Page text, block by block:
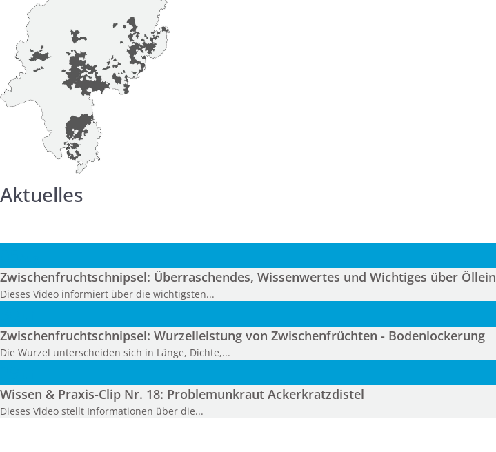
Aktuelles
Zwischenfruchtschnipsel: Überraschendes, Wissenwertes und Wichtiges über Öllein
Dieses Video informiert über die wichtigsten...
Zwischenfruchtschnipsel: Wurzelleistung von Zwischenfrüchten - Bodenlockerung
Die Wurzel unterscheiden sich in Länge, Dichte,...
Wissen & Praxis-Clip Nr. 18: Problemunkraut Ackerkratzdistel
Dieses Video stellt Informationen über die...